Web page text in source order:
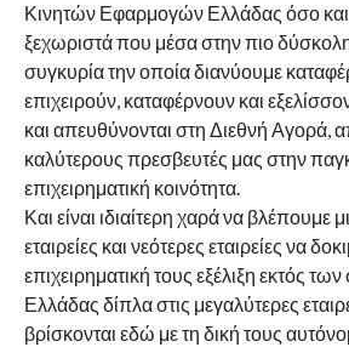
Κινητών Εφαρμογών Ελλάδας όσο και
ξεχωριστά που μέσα στην πιο
συγκυρία την οποία διανύουμε
επιχειρούν, καταφέρνουν και
και απευθύνονται στη Διεθνή Αγορά,
καλύτερους πρεσβευτές μας στην
επιχειρηματική κοινότητα.
Και είναι ιδιαίτερη χαρά να βλέπουμε
εταιρείες και νεότερες εταιρείες να
επιχειρηματική τους εξέλιξη εκτός
Ελλάδας δίπλα στις μεγαλύτερες
βρίσκονται εδώ με τη δική τους